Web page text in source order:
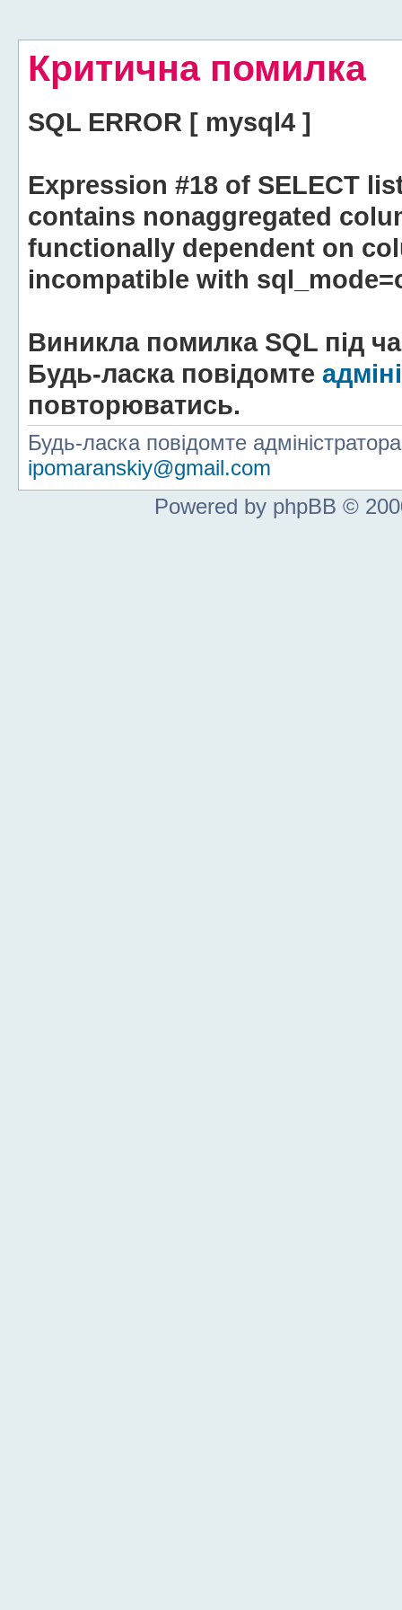
Критична помилка
SQL ERROR [ mysql4 ]
Expression #18 of SELECT
contains nonaggregated
functionally dependent on
incompatible with
Виникла помилка SQL під
Будь-ласка повідомте
повторюватись.
Будь-ласка повідомте
ipomaranskiy@gmail.com
Powered by phpBB ©